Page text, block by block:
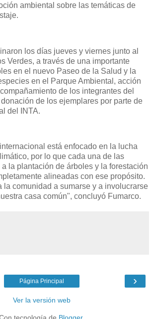
ambiental sobre las temáticas de
los días jueves y viernes junto al
Verdes, a través de una importante
en el nuevo Paseo de la Salud y la
en el Parque Ambiental, acción
de los integrantes del
de los ejemplares por parte de
del INTA.
está enfocado en la lucha
por lo que cada una de las
la plantación de árboles y la forestación
alineadas con ese propósito.
la comunidad a sumarse y a involucrarse
casa común", concluyó Fumarco.
›
Página Principal
Ver la versión web